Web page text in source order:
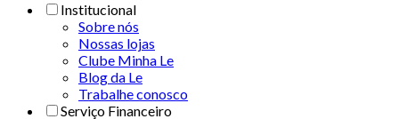
Institucional
Sobre nós
Nossas lojas
Clube Minha Le
Blog da Le
Trabalhe conosco
Serviço Financeiro